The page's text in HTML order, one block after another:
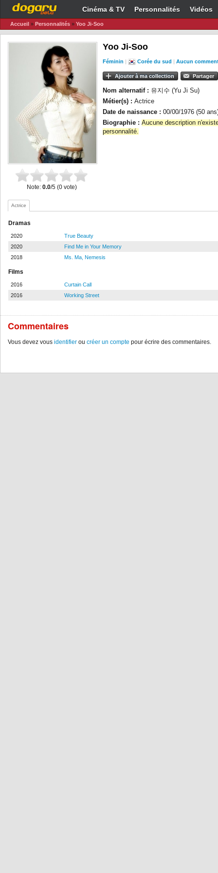
Cinéma & TV Personnalités Vidéos
Accueil » Personnalités » Yoo Ji-Soo
Note: 0.0/5 (0 vote)
Yoo Ji-Soo
Féminin | Corée du sud | Aucun
Ajouter à ma collection Partager
Nom alternatif : 유지수 (Yu Ji Su)
Métier(s) : Actrice
Date de naissance : 00/00/1976 (50
Biographie : Aucune description
personnalité.
Actrice
Dramas
2020
True Beauty
2020
Find Me in Your Memory
2018
Ms. Ma, Nemesis
Films
2016
Curtain Call
2016
Working Street
Commentaires
Vous devez vous identifier ou créer un compte pour écrire des commentaires.